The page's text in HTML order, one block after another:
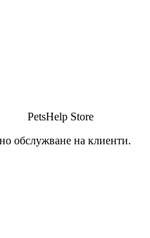
PetsHelp Store
обслужване на клиенти.